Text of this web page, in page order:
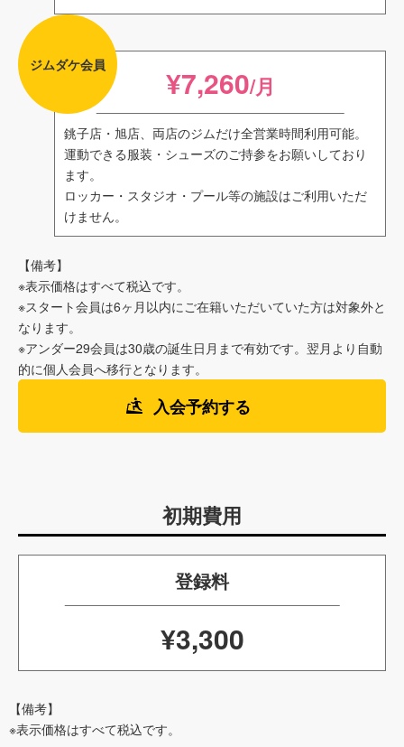
ジムダケ会員 ¥7,260/月
銚子店・旭店、両店のジムだけ全営業時間利用可能。
運動できる服装・シューズのご持参をお願いしており
ます。
ロッカー・スタジオ・プール等の施設はご利用いただ
けません。
【備考】
※表示価格はすべて税込です。
※スタート会員は6ヶ月以内にご在籍いただいていた方は対象外と
なります。
※アンダー29会員は30歳の誕生日月まで有効です。翌月より自動
的に個人会員へ移行となります。
入会予約する
初期費用
登録料
¥3,300
【備考】
※表示価格はすべて税込です。